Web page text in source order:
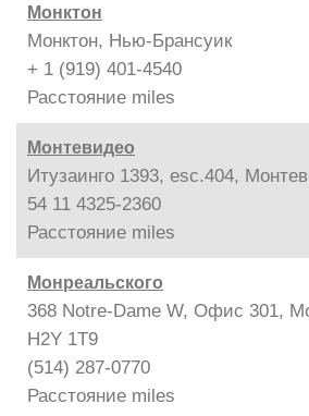
Монктон
Монктон, Нью-Брансуик
+ 1 (919) 401-4540
Расстояние miles
Монтевидео
Итузаинго 1393, esc.404,
54 11 4325-2360
Расстояние miles
Монреальского
368 Notre-Dame W, Офис 301,
H2Y 1T9
(514) 287-0770
Расстояние miles